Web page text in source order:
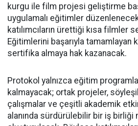
kurgu ile film projesi geliştirme
uygulamalı eğitimler
katılımcıların ürettiği kısa filmler
Eğitimlerini başarıyla tamamlayan
sertifika almaya hak kazanacak.
Protokol yalnızca eğitim
kalmayacak; ortak projeler,
çalışmalar ve çeşitli akademik
alanında sürdürülebilir bir iş birliği